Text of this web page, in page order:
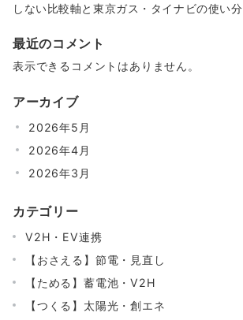
しない比較軸と東京ガス・タイナビの使い
最近のコメント
表示できるコメントはありません。
アーカイブ
2026年5月
2026年4月
2026年3月
カテゴリー
V2H・EV連携
【おさえる】節電・見直し
【ためる】蓄電池・V2H
【つくる】太陽光・創エネ